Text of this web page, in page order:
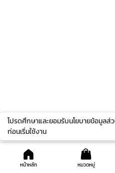
หน้าหลัก หมวดหมู่
โปรดศึกษาและยอมรับนโยบายข้อมูลส่
ก่อนเริ่มใช้งาน